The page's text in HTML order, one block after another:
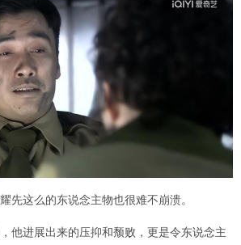
先这么的东说念主物也很难不崩溃。
他进展出来的压抑和颓败，更是令东说念主